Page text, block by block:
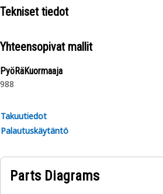
Tekniset tiedot
Yhteensopivat mallit
PyöRäKuormaaja
988
Takuutiedot
Palautuskäytäntö
Parts Diagrams